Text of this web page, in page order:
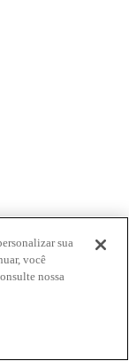
sua
você
nossa